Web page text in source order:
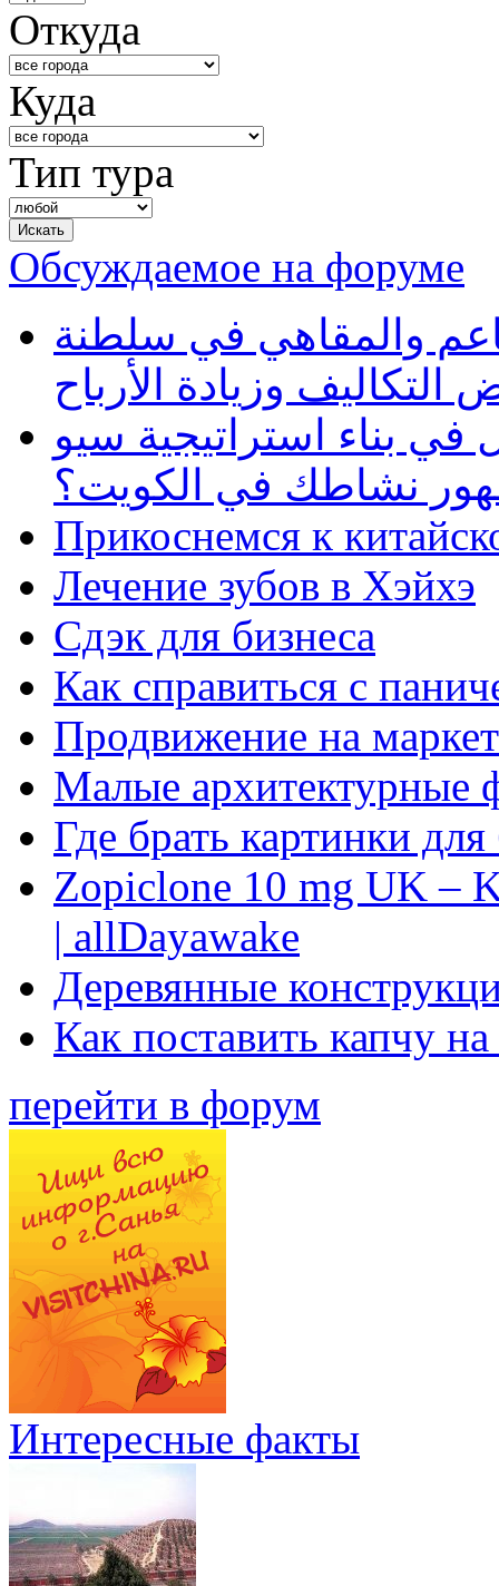
Откуда
Куда
Тип тура
Обсуждаемое на форуме
والمقاهي في سلطنة
وزيادة الأرباح
بناء استراتيجية سيو
نشاطك في الكويت؟
Прикоснемся к
Лечение зубов в Хэйхэ
Сдэк для бизнеса
Как справиться с
Продвижение на
Малые архитектурные
Где брать картинки
Zopiclone 10 mg UK –
| allDayawake
Деревянные
Как поставить капчу
перейти в форум
Интересные факты